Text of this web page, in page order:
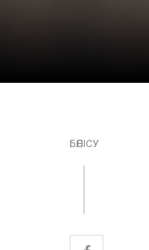
БӨЛІСУ